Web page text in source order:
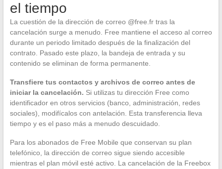
el tiempo
La cuestión de la dirección de correo @free.fr tras la
cancelación surge a menudo. Free mantiene el acceso al correo
durante un periodo limitado después de la finalización del
contrato. Pasado este plazo, la bandeja de entrada y su
contenido se eliminan de forma permanente.
Transfiere tus contactos y archivos de correo antes de
iniciar la cancelación. Si utilizas tu dirección Free como
identificador en otros servicios (banco, administración, redes
sociales), modifícalos con antelación. Esta transferencia lleva
tiempo y es el paso más a menudo descuidado.
Para los abonados de Free Mobile que conservan su plan
telefónico, la dirección de correo sigue siendo accesible
mientras el plan móvil esté activo. La cancelación de la Freebox